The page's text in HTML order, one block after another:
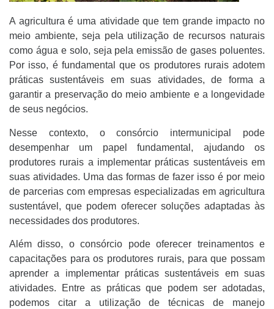
A agricultura é uma atividade que tem grande impacto no
meio ambiente, seja pela utilização de recursos naturais
como água e solo, seja pela emissão de gases poluentes.
Por isso, é fundamental que os produtores rurais adotem
práticas sustentáveis em suas atividades, de forma a
garantir a preservação do meio ambiente e a longevidade
de seus negócios.
Nesse contexto, o consórcio intermunicipal pode
desempenhar um papel fundamental, ajudando os
produtores rurais a implementar práticas sustentáveis em
suas atividades. Uma das formas de fazer isso é por meio
de parcerias com empresas especializadas em agricultura
sustentável, que podem oferecer soluções adaptadas às
necessidades dos produtores.
Além disso, o consórcio pode oferecer treinamentos e
capacitações para os produtores rurais, para que possam
aprender a implementar práticas sustentáveis em suas
atividades. Entre as práticas que podem ser adotadas,
podemos citar a utilização de técnicas de manejo